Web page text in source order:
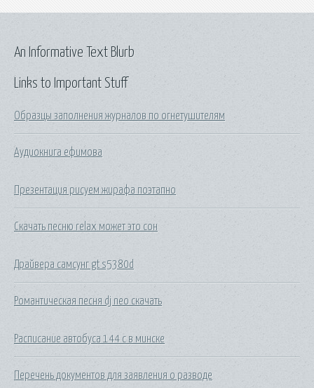
Links to Important Stuff
Образцы заполнения журналов по огнетушителям
Аудиокнига ефимова
Презентация рисуем жирафа поэтапно
Скачать песню relax может это сон
Драйвера самсунг gt s5380d
Романтическая песня dj neo скачать
Расписание автобуса 144 с в минске
Перечень документов для заявления о разводе
An Informative Text Blurb